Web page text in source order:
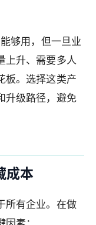
够用，但一旦业
上升、需要多人
板。选择这类产
升级路径，避免
成本
所有企业。在做